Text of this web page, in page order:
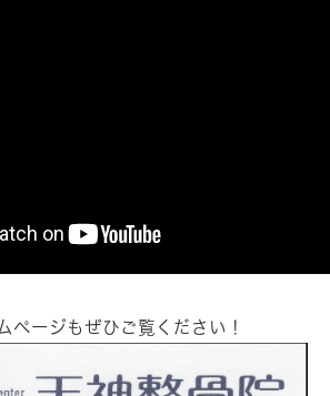
ページもぜひご覧ください！